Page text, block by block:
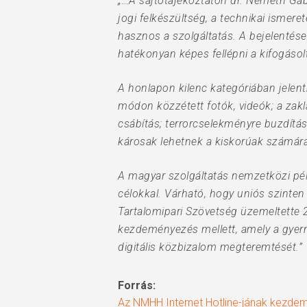
jogi felkészültség, a technikai
hasznos a szolgáltatás. A
hatékonyan képes fellépni a
A honlapon kilenc kategóriában
módon közzétett fotók, videók; a
csábítás; terrorcselekményre
károsak lehetnek a kiskorúak
A magyar szolgáltatás nemzetközi
célokkal. Várható, hogy uniós
Tartalomipari Szövetség
kezdeményezés mellett, amely a
digitális közbizalom megteremtését.”
Forrás:
Az NMHH Internet Hotline-jának